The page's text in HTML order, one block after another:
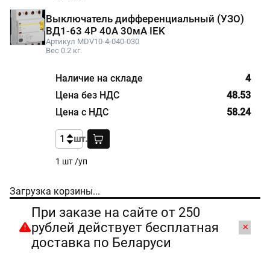
Выключатель дифференциальный (УЗО)
ВД1-63 4Р 40А 30мА IEK
Артикул MDV10-4-040-030
Вес 0.2 кг.
4
1 шт /уп
48.53
58.24
шт.
Загрузка корзины...
При заказе на сайте от 250
рублей действует бесплатная
доставка по Беларуси
×